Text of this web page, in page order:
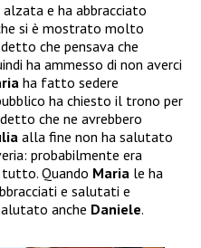
alzata e ha abbracciato
si è mostrato molto
che pensava che
ha ammesso di non averci
ha fatto sedere
ha chiesto il trono per
che ne avrebbero
alla fine non ha salutato
probabilmente era
Quando Maria le ha
e salutati e
anche Daniele.